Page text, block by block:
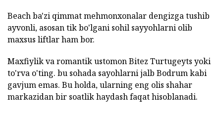
Beach ba'zi qimmat mehmonxonalar dengizga tushib
ayvonli, asosan tik bo'lgani sohil sayyohlarni olib
maxsus liftlar ham bor.
Maxfiylik va romantik ustomon Bitez Turtugeyts yoki
to'rva o'ting. bu sohada sayohlarni jalb Bodrum kabi
gavjum emas. Bu holda, ularning eng olis shahar
markazidan bir soatlik haydash faqat hisoblanadi.